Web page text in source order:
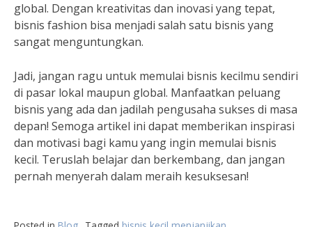
global. Dengan kreativitas dan inovasi yang tepat,
bisnis fashion bisa menjadi salah satu bisnis yang
sangat menguntungkan.
Jadi, jangan ragu untuk memulai bisnis kecilmu sendiri
di pasar lokal maupun global. Manfaatkan peluang
bisnis yang ada dan jadilah pengusaha sukses di masa
depan! Semoga artikel ini dapat memberikan inspirasi
dan motivasi bagi kamu yang ingin memulai bisnis
kecil. Teruslah belajar dan berkembang, dan jangan
pernah menyerah dalam meraih kesuksesan!